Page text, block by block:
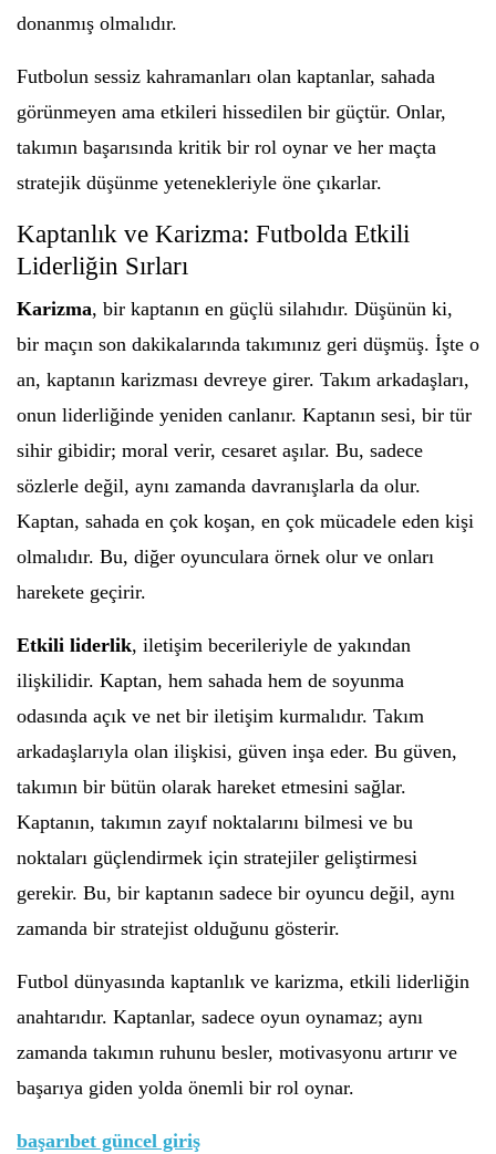
donanmış olmalıdır.
Futbolun sessiz kahramanları olan kaptanlar, sahada
görünmeyen ama etkileri hissedilen bir güçtür. Onlar,
takımın başarısında kritik bir rol oynar ve her maçta
stratejik düşünme yetenekleriyle öne çıkarlar.
Kaptanlık ve Karizma: Futbolda Etkili
Liderliğin Sırları
Karizma, bir kaptanın en güçlü silahıdır. Düşünün ki,
bir maçın son dakikalarında takımınız geri düşmüş. İşte o
an, kaptanın karizması devreye girer. Takım arkadaşları,
onun liderliğinde yeniden canlanır. Kaptanın sesi, bir tür
sihir gibidir; moral verir, cesaret aşılar. Bu, sadece
sözlerle değil, aynı zamanda davranışlarla da olur.
Kaptan, sahada en çok koşan, en çok mücadele eden kişi
olmalıdır. Bu, diğer oyunculara örnek olur ve onları
harekete geçirir.
Etkili liderlik, iletişim becerileriyle de yakından
ilişkilidir. Kaptan, hem sahada hem de soyunma
odasında açık ve net bir iletişim kurmalıdır. Takım
arkadaşlarıyla olan ilişkisi, güven inşa eder. Bu güven,
takımın bir bütün olarak hareket etmesini sağlar.
Kaptanın, takımın zayıf noktalarını bilmesi ve bu
noktaları güçlendirmek için stratejiler geliştirmesi
gerekir. Bu, bir kaptanın sadece bir oyuncu değil, aynı
zamanda bir stratejist olduğunu gösterir.
Futbol dünyasında kaptanlık ve karizma, etkili liderliğin
anahtarıdır. Kaptanlar, sadece oyun oynamaz; aynı
zamanda takımın ruhunu besler, motivasyonu artırır ve
başarıya giden yolda önemli bir rol oynar.
başarıbet güncel giriş